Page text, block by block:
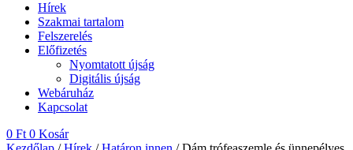
Hírek
Szakmai tartalom
Felszerelés
Előfizetés
Nyomtatott újság
Digitális újság
Webáruház
Kapcsolat
0 Ft 0 Kosár